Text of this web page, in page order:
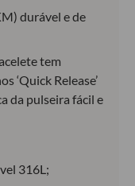
durável e de
tem
‘Quick Release’
da pulseira fácil e
316L;